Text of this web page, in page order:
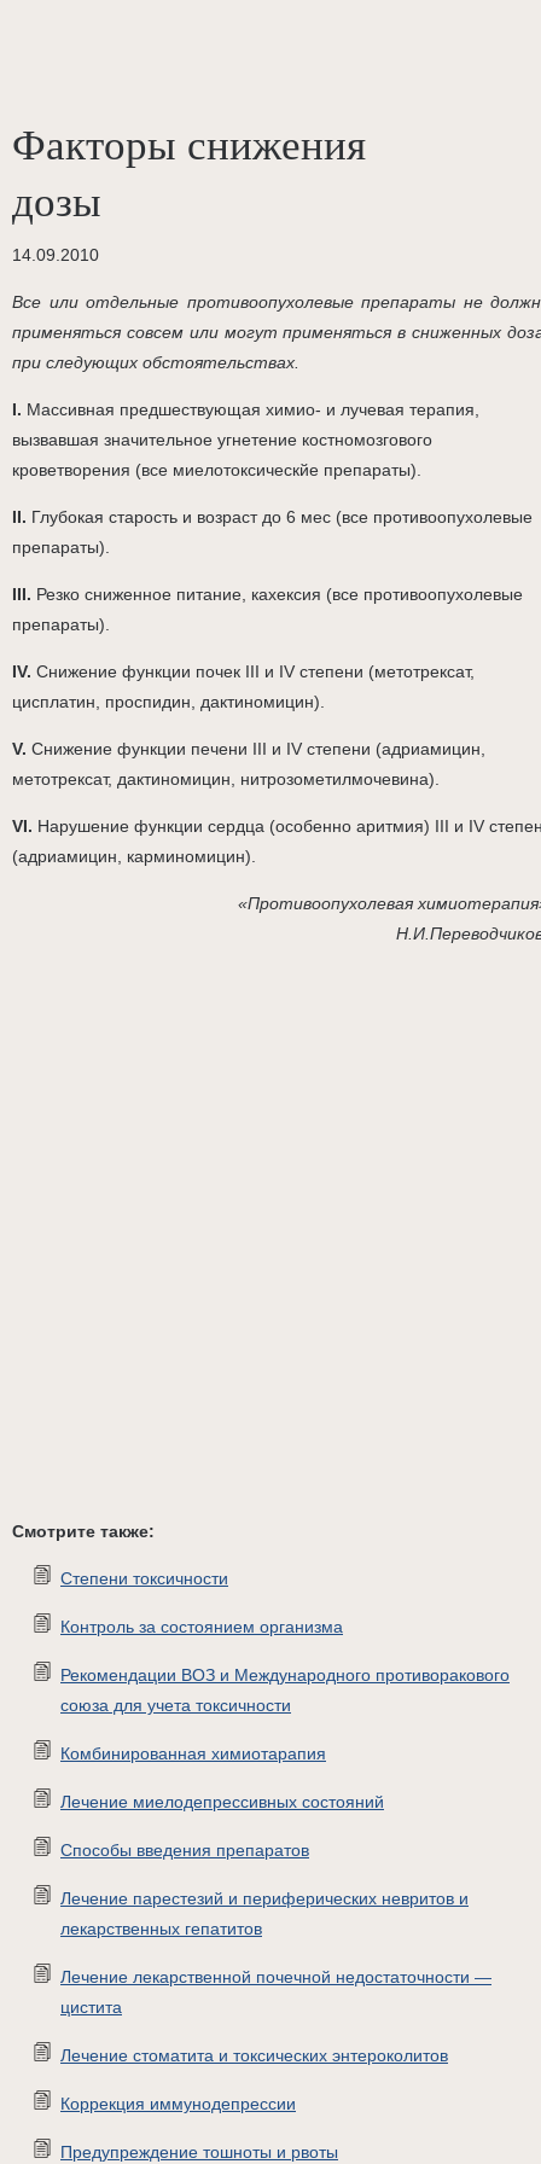
Факторы снижения
дозы
14.09.2010
Все или отдельные противоопухолевые препараты не
применяться совсем или могут применяться в сниженных
при следующих обстоятельствах.
I. Массивная предшествующая химио- и лучевая терапия,
вызвавшая значительное угнетение костномозгового
кроветворения (все миелотоксическйе препараты).
II. Глубокая старость и возраст до 6 мес (все противоопухолевые
препараты).
III. Резко сниженное питание, кахексия (все противоопухолевые
препараты).
IV. Снижение функции почек III и IV степени (метотрексат,
цисплатин, проспидин, дактиномицин).
V. Снижение функции печени III и IV степени (адриамицин,
метотрексат, дактиномицин, нитрозометилмочевина).
VI. Нарушение функции сердца (особенно аритмия) III и IV
(адриамицин, карминомицин).
«Противоопухолевая
Смотрите также:
Степени токсичности
Контроль за состоянием организма
Рекомендации ВОЗ и Международного противоракового
союза для учета токсичности
Комбинированная химиотарапия
Лечение миелодепрессивных состояний
Способы введения препаратов
Лечение парестезий и периферических невритов и
лекарственных гепатитов
Лечение лекарственной почечной недостаточности —
цистита
Лечение стоматита и токсических энтероколитов
Коррекция иммунодепрессии
Предупреждение тошноты и рвоты